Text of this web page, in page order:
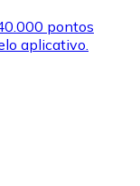
pontos
aplicativo.